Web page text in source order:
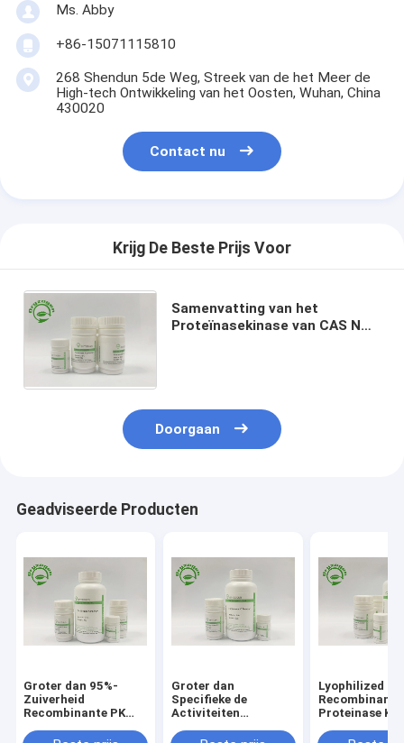
Ms. Abby
+86-15071115810
268 Shendun 5de Weg, Streek van de het Meer de
High-tech Ontwikkeling van het Oosten, Wuhan, China
430020
Contact nu
Krijg De Beste Prijs Voor
Samenvatting van het
Proteïnasekinase van CAS No
Doorgaan
Geadviseerde Producten
Groter dan 95%-
Zuiverheid
Recombinante PK
Nucleic
Groter dan
Specifieke de
Activiteiten
Proteïnase K van 40
Lyophilized
Recombinant
Proteinase K